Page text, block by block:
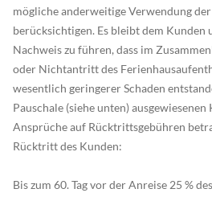
mögliche anderweitige Verwendung der
berücksichtigen. Es bleibt dem Kunden
Nachweis zu führen, dass im
oder Nichtantritt des
wesentlich geringerer Schaden
Pauschale (siehe unten)
Ansprüche auf Rücktrittsgebühren
Rücktritt des Kunden:
Bis zum 60. Tag vor der Anreise 25 %